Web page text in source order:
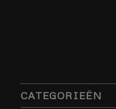
CATEGORIEËN